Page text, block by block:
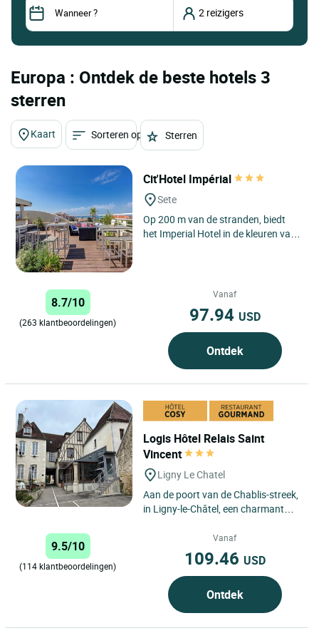
Europa : Ontdek de beste hotels 3
sterren
Kaart Sorteren op Sterren
Cit'Hotel Impérial
Sete
Op 200 m van de stranden, biedt
het Imperial Hotel in de kleuren van
8.7/10
(263 klantbeoordelingen)
Vanaf
97.94 USD
Ontdek
Logis Hôtel Relais Saint
Vincent
Ligny Le Chatel
Aan de poort van de Chablis-streek,
in Ligny-le-Châtel, een charmant
van de rivier Le...
9.5/10
(114 klantbeoordelingen)
Vanaf
109.46 USD
Ontdek